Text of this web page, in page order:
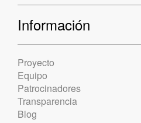
Información
Proyecto
Equipo
Patrocinadores
Transparencia
Blog